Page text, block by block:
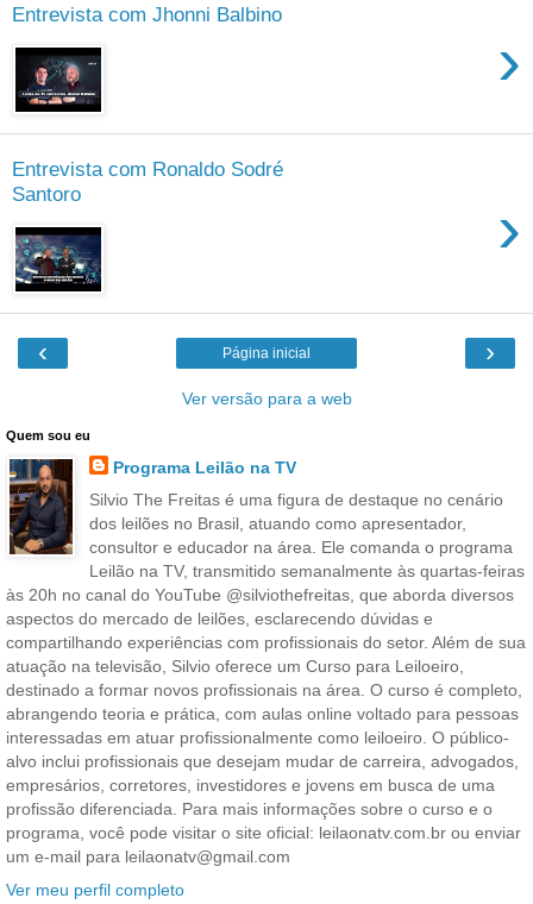
Entrevista com Jhonni Balbino
›
Entrevista com Ronaldo Sodré
Santoro
›
‹ ›
Página inicial
Ver versão para a web
Quem sou eu
Programa Leilão na TV
Silvio The Freitas é uma figura de destaque no cenário
dos leilões no Brasil, atuando como apresentador,
consultor e educador na área. Ele comanda o programa
Leilão na TV, transmitido semanalmente às quartas-feiras
às 20h no canal do YouTube @silviothefreitas, que aborda diversos
aspectos do mercado de leilões, esclarecendo dúvidas e
compartilhando experiências com profissionais do setor. Além de sua
atuação na televisão, Silvio oferece um Curso para Leiloeiro,
destinado a formar novos profissionais na área. O curso é completo,
abrangendo teoria e prática, com aulas online voltado para pessoas
interessadas em atuar profissionalmente como leiloeiro. O público-
alvo inclui profissionais que desejam mudar de carreira, advogados,
empresários, corretores, investidores e jovens em busca de uma
profissão diferenciada. Para mais informações sobre o curso e o
programa, você pode visitar o site oficial: leilaonatv.com.br ou enviar
um e-mail para leilaonatv@gmail.com
Ver meu perfil completo